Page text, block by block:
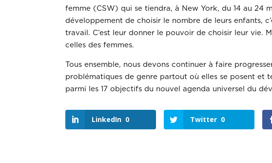
femme (CSW) qui se tiendra, à New York, du 14 au 24
développement de choisir le nombre de leurs enfants,
travail. C’est leur donner le pouvoir de choisir leur vie.
celles des femmes.
Tous ensemble, nous devons continuer à faire
problématiques de genre partout où elles se posent et
parmi les 17 objectifs du nouvel agenda universel du
LinkedIn 0 Twitter 0